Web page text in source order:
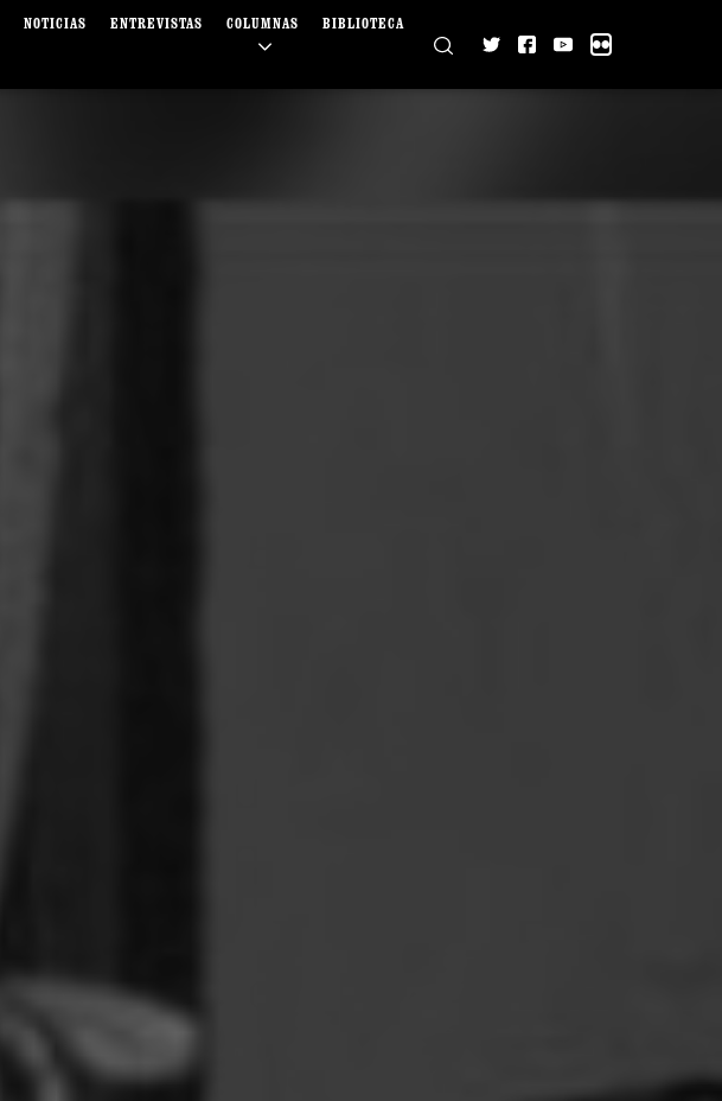
NOTICIAS ENTREVISTAS COLUMNAS BIBLIOTECA